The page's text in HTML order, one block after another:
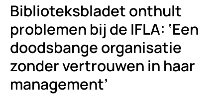
Biblioteksbladet onthult
problemen bij de IFLA: ‘Een
doodsbange organisatie
zonder vertrouwen in haar
management’